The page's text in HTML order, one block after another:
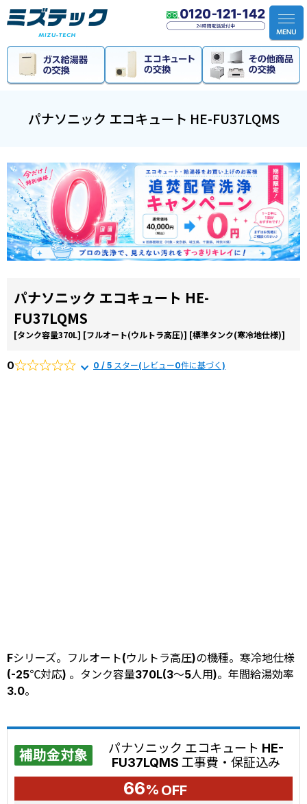
ホーム>エコキュート パナソニック エコキュート HE-
パナソニック エコキュート HE-FU37LQMS
パナソニック エコキュート HE-
FU37LQMS
[タンク容量370L] [フルオート(ウルトラ高圧)] [標準タンク(寒冷地仕様)]
0 0 / 5 スター(レビュー0件に基づく)
Fシリーズ。フルオート(ウルトラ高圧)の機種。寒冷地仕様
(-25℃対応) 。タンク容量370L(3～5人用)。年間給湯効率
3.0。
補助金対象
パナソニック エコキュート HE-
FU37LQMS 工事費・保証込み
66% OFF